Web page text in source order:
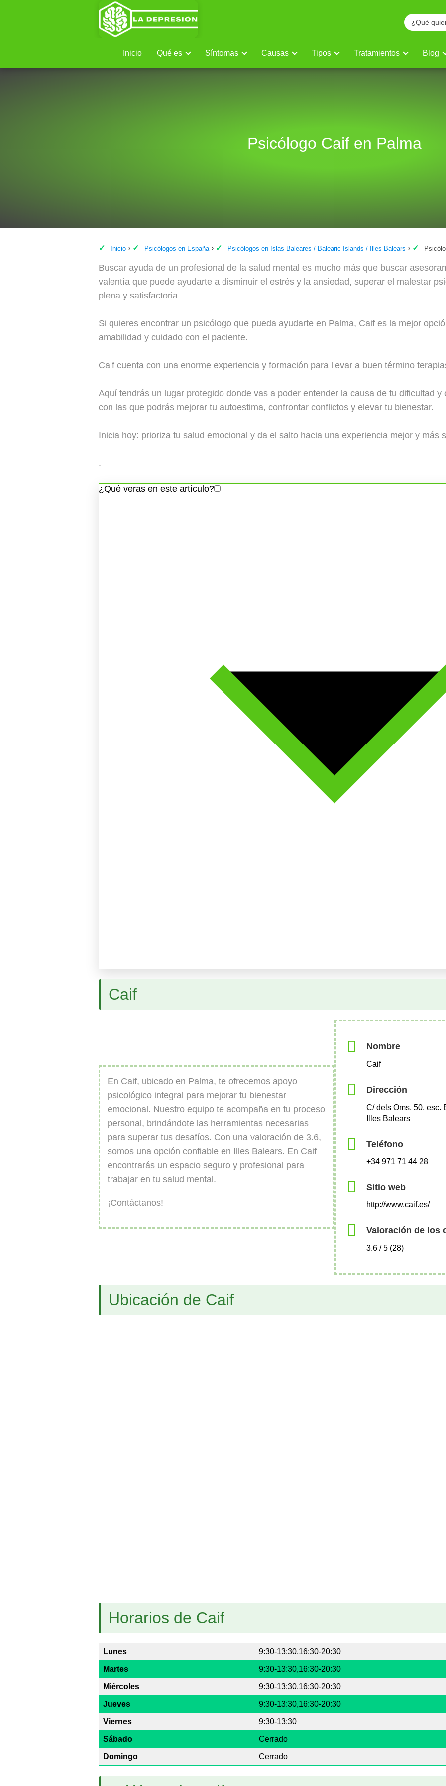
Inicio Qué es Síntomas Causas Tipos Tratamientos Blog
Psicólogo Caif en Palma
Inicio Psicólogos en España Psicólogos en Islas Baleares / Balearic Islands / Illes Balears
Buscar ayuda de un profesional de la salud mental es mucho más que buscar
valentía que puede ayudarte a disminuir el estrés y la ansiedad, superar el malestar
plena y satisfactoria.
Si quieres encontrar un psicólogo que pueda ayudarte en Palma, Caif es la mejor
amabilidad y cuidado con el paciente.
Caif cuenta con una enorme experiencia y formación para llevar a buen término
Aquí tendrás un lugar protegido donde vas a poder entender la causa de tu dificultad y
con las que podrás mejorar tu autoestima, confrontar conflictos y elevar tu bienestar.
Inicia hoy: prioriza tu salud emocional y da el salto hacia una experiencia mejor y más
.
¿Qué veras en este artículo?
Caif
En Caif, ubicado en Palma, te ofrecemos apoyo
psicológico integral para mejorar tu bienestar
emocional. Nuestro equipo te acompaña en tu proceso
personal, brindándote las herramientas necesarias
para superar tus desafíos. Con una valoración de 3.6,
somos una opción confiable en Illes Balears. En Caif
encontrarás un espacio seguro y profesional para
trabajar en tu salud mental.
¡Contáctanos!
Nombre
Caif
Dirección
C/ dels Oms, 50, esc.
Illes Balears
Teléfono
+34 971 71 44 28
Sitio web
http://www.caif.es/
Valoración de los
3.6 / 5 (28)
Ubicación de Caif
Horarios de Caif
Lunes 9:30-13:30,16:30-20:30
Martes 9:30-13:30,16:30-20:30
Miércoles 9:30-13:30,16:30-20:30
Jueves 9:30-13:30,16:30-20:30
Viernes 9:30-13:30
Sábado Cerrado
Domingo Cerrado